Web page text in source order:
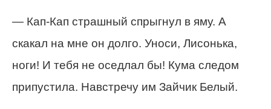
— Кап-Кап страшный спрыгнул в яму. А
скакал на мне он долго. Уноси, Лисонька,
ноги! И тебя не оседлал бы! Кума следом
припустила. Навстречу им Зайчик Белый.